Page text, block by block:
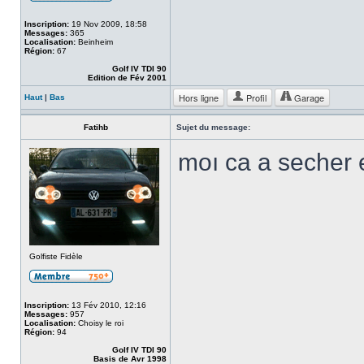
Inscription: 19 Nov 2009, 18:58
Messages: 365
Localisation: Beinheim
Région: 67
Golf IV TDI 90
Edition de Fév 2001
Haut| Bas Hors ligne Profil Garage
Fatihb Sujet du message:
Golfiste Fidèle
Inscription: 13 Fév 2010, 12:16
Messages: 957
Localisation: Choisy le roi
Région: 94
Golf IV TDI 90
Basis de Avr 1998
moı ca a secher